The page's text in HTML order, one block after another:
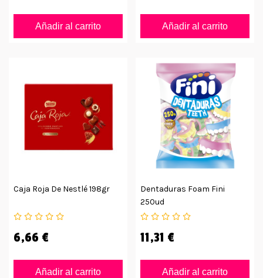
Añadir al carrito Añadir al carrito
Caja Roja De Nestlé 198gr
6,66 €
Añadir al carrito
Dentaduras Foam Fini
250ud
11,31 €
Añadir al carrito